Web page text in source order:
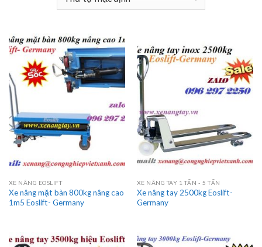
XE NÂNG EOSLIFT
Xe nâng mặt bàn 800kg nâng cao
1m5 Eoslift- Germany
XE NÂNG TAY 1 TẤN - 5 TẤN
Xe nâng tay 2500kg Eoslift-
Germany